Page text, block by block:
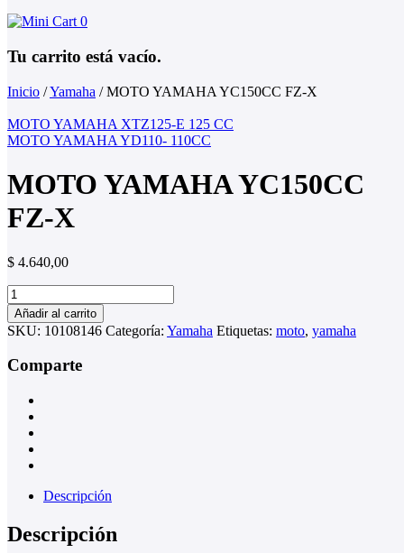
0
Tu carrito está vacío.
Inicio /Yamaha /MOTO YAMAHA YC150CC FZ-X
MOTO YAMAHA XTZ125-E 125 CC
MOTO YAMAHA YD110- 110CC
MOTO YAMAHA YC150CC
FZ-X
$ 4.640,00
MOTO
YAMAHA
YC150CC
FZ-
X
cantidad
Añadir al carrito
SKU: 10108146 Categoría: Yamaha Etiquetas: moto, yamaha
Comparte
Descripción
Descripción